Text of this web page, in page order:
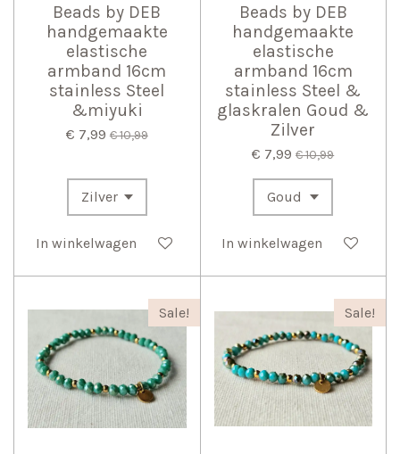
Beads by DEB
handgemaakte
elastische
armband 16cm
stainless Steel
&miyuki
€ 7,99 € 10,99
In winkelwagen
Beads by DEB
handgemaakte
elastische
armband 16cm
stainless Steel &
glaskralen Goud &
Zilver
€ 7,99 € 10,99
In winkelwagen
Sale! Sale!